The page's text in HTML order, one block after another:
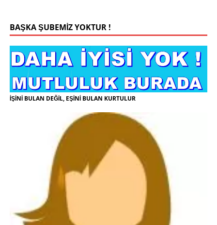
BAŞKA ŞUBEMİZ YOKTUR !
İŞİNİ BULAN DEĞİL, EŞİNİ BULAN KURTULUR